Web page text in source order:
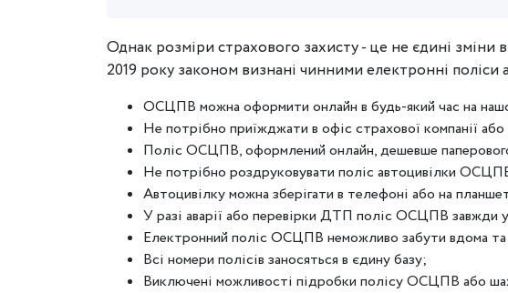
Однак розміри страхового захисту - це не єдині
2019 року законом визнані чинними електронні поліси
ОСЦПВ можна оформити онлайн в будь-який час на
Не потрібно приїжджати в офіс страхової компанії
Поліс ОСЦПВ, оформлений онлайн, дешевше
Не потрібно роздруковувати поліс автоцивілки
Автоцивілку можна зберігати в телефоні або на
У разі аварії або перевірки ДТП поліс ОСЦПВ завжди
Електронний поліс ОСЦПВ неможливо забути вдома
Всі номери полісів заносяться в єдину базу;
Виключені можливості підробки полісу ОСЦПВ або